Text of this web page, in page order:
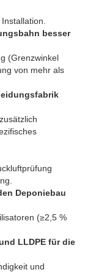
besser
(Grenzwinkel
von mehr als
Deponiebau
(≥2,5 %
LLDPE für die
und